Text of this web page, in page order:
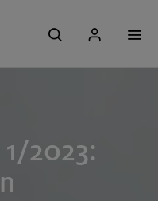
2023: